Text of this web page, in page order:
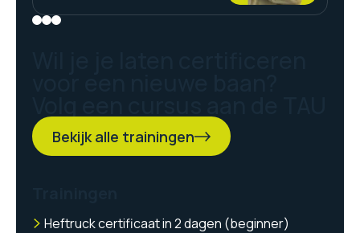
Bekijk alle trainingen
Heftruck certificaat in 2 dagen (beginner)